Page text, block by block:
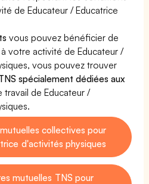
de Educateur / Educatrice
vous pouvez bénéficier de
votre activité de Educateur /
vous pouvez trouver
spécialement dédiées aux
travail de Educateur /
collectives pour
d'activités physiques
mutuelles TNS pour